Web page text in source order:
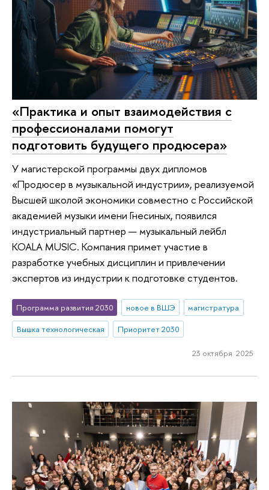
«Практика и опыт взаимодействия с
профессионалами помогут
подготовить будущего продюсера»
У магистерской программы двух дипломов
«Продюсер в музыкальной индустрии», реализуемой
Высшей школой экономики совместно с Российской
академией музыки имени Гнесиных, появился
индустриальный партнер — музыкальный лейбл
KOALA MUSIC. Компания примет участие в
разработке учебных дисциплин и привлечении
экспертов из индустрии к подготовке студентов.
Программа развития 2030 новое в ВШЭ
магистратура
Вышка технологическая
Приоритет 2030
23 октября 2025